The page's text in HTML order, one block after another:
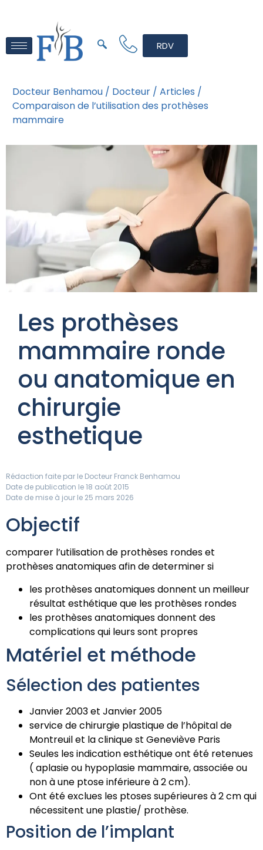
RDV
Docteur Benhamou / Docteur / Articles /
Comparaison de l’utilisation des prothèses
mammaire
Les prothèses
mammaire ronde
ou anatomique en
chirurgie
esthetique
Rédaction faite par le Docteur Franck Benhamou
Date de publication le 18 août 2015
Date de mise à jour le 25 mars 2026
Objectif
comparer l’utilisation de prothèses rondes et
prothèses anatomiques afin de determiner si
les prothèses anatomiques donnent un meilleur
résultat esthétique que les prothèses rondes
les prothèses anatomiques donnent des
complications qui leurs sont propres
Matériel et méthode
Sélection des patientes
Janvier 2003 et Janvier 2005
service de chirurgie plastique de l’hôpital de
Montreuil et la clinique st Geneviève Paris
Seules les indication esthétique ont été retenues
( aplasie ou hypoplasie mammaire, associée ou
non à une ptose inférieure à 2 cm).
Ont été exclues les ptoses supérieures à 2 cm qui
nécessitent une plastie/ prothèse.
Position de l’implant